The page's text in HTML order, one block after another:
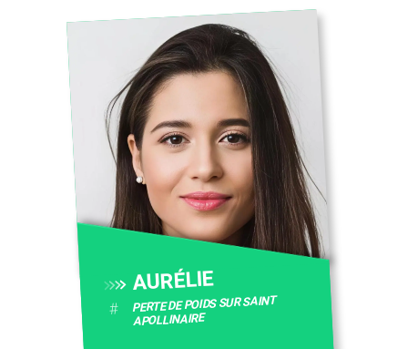
CONTACTEZ-NOUS
AURÉLIE
# PERTE DE POIDS SUR SAINT
APOLLINAIRE